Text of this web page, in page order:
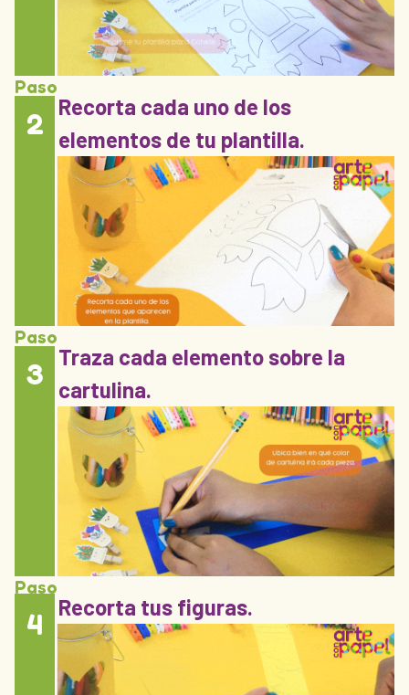
Paso
2
Recorta cada uno de los
elementos de tu plantilla.
Paso
3
Traza cada elemento sobre la
cartulina.
Paso
4 Recorta tus figuras.